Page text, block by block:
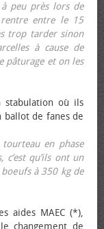
peu près lors de
entre le 15
trop tarder sinon
à cause de
pâturage et on les
stabulation où ils
ballot de fanes de
en phase
c’est qu’ils ont un
bœufs à 350 kg de
aides MAEC (*),
changement de